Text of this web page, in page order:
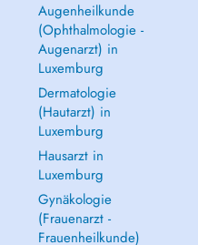
Augenheilkunde
(Ophthalmologie -
Augenarzt) in
Luxemburg
Dermatologie
(Hautarzt) in
Luxemburg
Hausarzt in
Luxemburg
Gynäkologie
(Frauenarzt -
Frauenheilkunde)